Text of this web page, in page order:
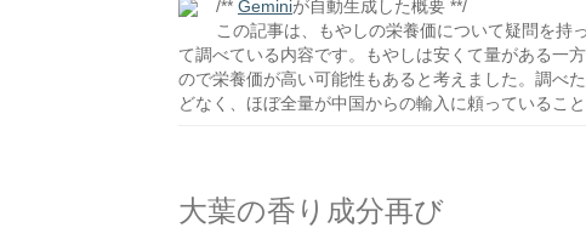
/** Geminiが自動生成した概要 **/
この記事は、もやしの栄養価について疑問を持
て調べている内容です。もやしは安くて量がある一
ので栄養価が高い可能性もあると考えました。調べ
どなく、ほぼ全量が中国からの輸入に頼っていること
大葉の香り成分再び